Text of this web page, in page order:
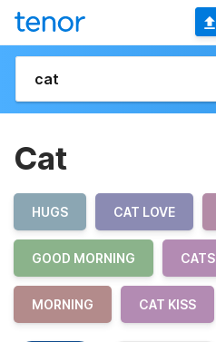
Cat
HUGS CAT LOVE
GOOD MORNING CATS
MORNING CAT KISS